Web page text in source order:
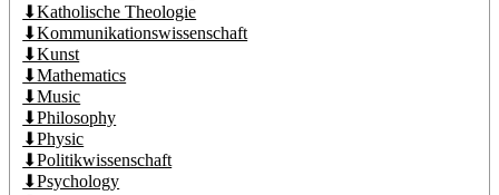
⬇Katholische Theologie
⬇Kommunikationswissenschaft
⬇Kunst
⬇Mathematics
⬇Music
⬇Philosophy
⬇Physic
⬇Politikwissenschaft
⬇Psychology